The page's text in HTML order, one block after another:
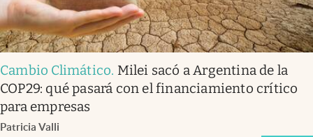
Cambio Climático. Milei sacó a Argentina de la
COP29: qué pasará con el financiamiento crítico
para empresas
Patricia Valli